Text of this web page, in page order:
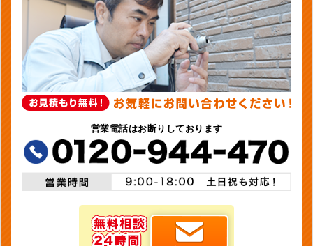
営業電話はお断りしております